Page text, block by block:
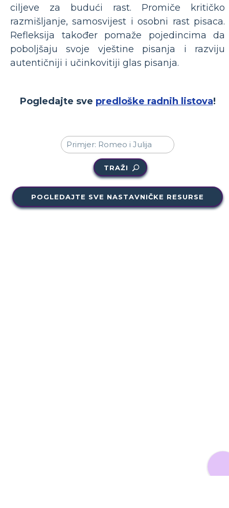
ciljeve za budući rast. Promiče kritičko
razmišljanje, samosvijest i osobni rast pisaca.
Refleksija također pomaže pojedincima da
poboljšaju svoje vještine pisanja i razviju
autentičniji i učinkovitiji glas pisanja.
Pogledajte sve predloške radnih listova!
TRAŽI
POGLEDAJTE SVE NASTAVNIČKE RESURSE